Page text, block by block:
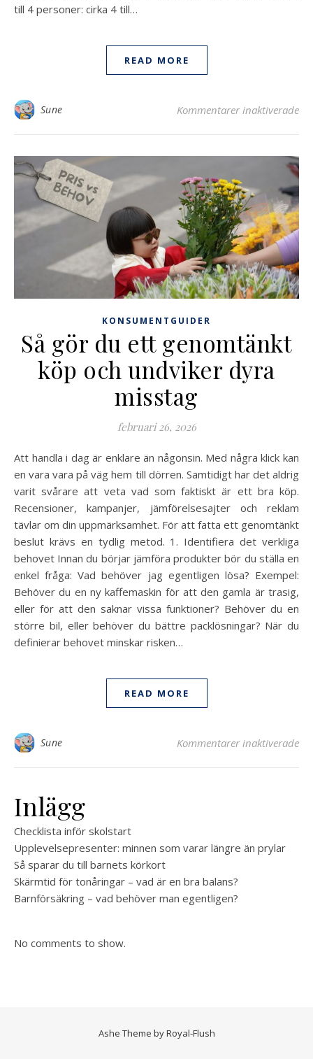
till 4 personer: cirka 4 till…
READ MORE
Sune Kommentarer inaktiveradeför
KONSUMENTGUIDER
Så gör du ett genomtänkt
köp och undviker dyra
misstag
februari 26, 2026
Att handla i dag är enklare än någonsin. Med några klick kan
en vara vara på väg hem till dörren. Samtidigt har det aldrig
varit svårare att veta vad som faktiskt är ett bra köp.
Recensioner, kampanjer, jämförelsesajter och reklam
tävlar om din uppmärksamhet. För att fatta ett genomtänkt
beslut krävs en tydlig metod. 1. Identifiera det verkliga
behovet Innan du börjar jämföra produkter bör du ställa en
enkel fråga: Vad behöver jag egentligen lösa? Exempel:
Behöver du en ny kaffemaskin för att den gamla är trasig,
eller för att den saknar vissa funktioner? Behöver du en
större bil, eller behöver du bättre packlösningar? När du
definierar behovet minskar risken…
READ MORE
Sune Kommentarer inaktiveradeför
Inlägg
Checklista inför skolstart
Upplevelsepresenter: minnen som varar längre än prylar
Så sparar du till barnets körkort
Skärmtid för tonåringar – vad är en bra balans?
Barnförsäkring – vad behöver man egentligen?
No comments to show.
Ashe Theme byRoyal-Flush